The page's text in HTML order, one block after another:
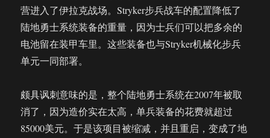
营进入了伊拉克战场。Stryker步兵战车的配置降低了
陆地勇士系统装备的重量，因为士兵们可以把多余的
电池留在装甲车里。这些装备也与Stryker机械化步兵
单元一同部署。
颇具讽刺意味的是，整个陆地勇士系统在2007年被取
消了，因为造价实在太高，单兵装备的花费就超过
85000美元。于是该项目被缩减，并且重启，变成了地